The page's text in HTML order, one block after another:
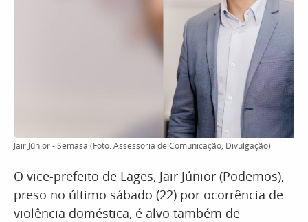
Jair Júnior - Semasa (Foto: Assessoria de Comunicação, Divulgação)
O vice-prefeito de Lages, Jair Júnior (Podemos),
preso no último sábado (22) por ocorrência de
violência doméstica, é alvo também de